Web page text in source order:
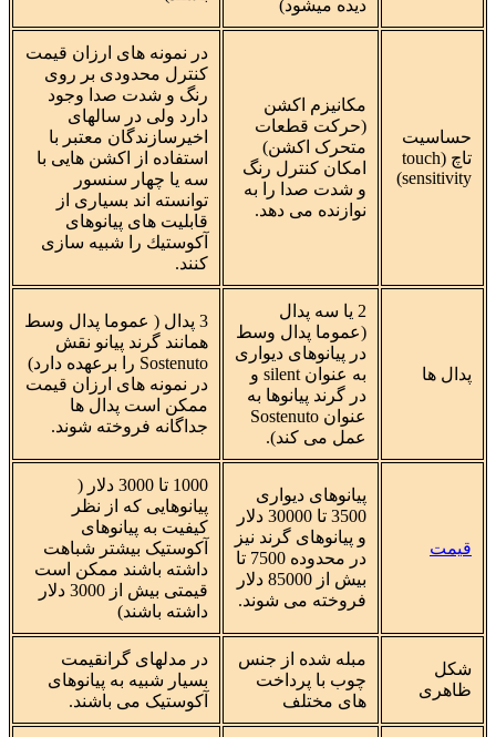
دیده میشود)
حساسیت
تاچ (touch
sensitivity)
مکانیزم اکشن
(حرکت قطعات
متحرک اکشن)
امکان کنترل رنگ
و شدت صدا را به
نوازنده می دهد.
در نمونه های ارزان قیمت
کنترل محدودی بر روی
رنگ و شدت صدا وجود
دارد ولی در سالهای
اخیرسازندگان معتبر با
استفاده از اكشن هایی با
سه یا چهار سنسور
توانسته اند بسیاری از
قابلیت های پیانوهای
آكوستیك را شبیه سازی
كنند.
پدال ها
2 یا سه پدال
(عموما پدال وسط
در پیانوهای دیواری
به عنوان silent و
در گرند پیانوها به
عنوان Sostenuto
عمل می کند).
3 پدال ( عموما پدال وسط
همانند گرند پیانو نقش
Sostenuto را برعهده دارد)
در نمونه های ارزان قیمت
ممکن است پدال ها
جداگانه فروخته شوند.
قیمت
پیانوهای دیواری
3500 تا 30000 دلار
و پیانوهای گرند نیز
در محدوده 7500 تا
بیش از 85000 دلار
فروخته می شوند.
1000 تا 3000 دلار (
پیانوهایی که از نظر
کیفیت به پیانوهای
آکوستیک بیشتر شباهت
داشته باشند ممکن است
قیمتی بیش از 3000 دلار
داشته باشند)
شکل
ظاهری
مبله شده از جنس
چوب با پرداخت
های مختلف
در مدلهای گرانقیمت
بسیار شبیه به پیانوهای
آکوستیک می باشند.